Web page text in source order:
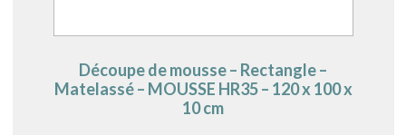
Découpe de mousse – Rectangle –
Matelassé – MOUSSE HR35 – 120 x 100 x
10 cm